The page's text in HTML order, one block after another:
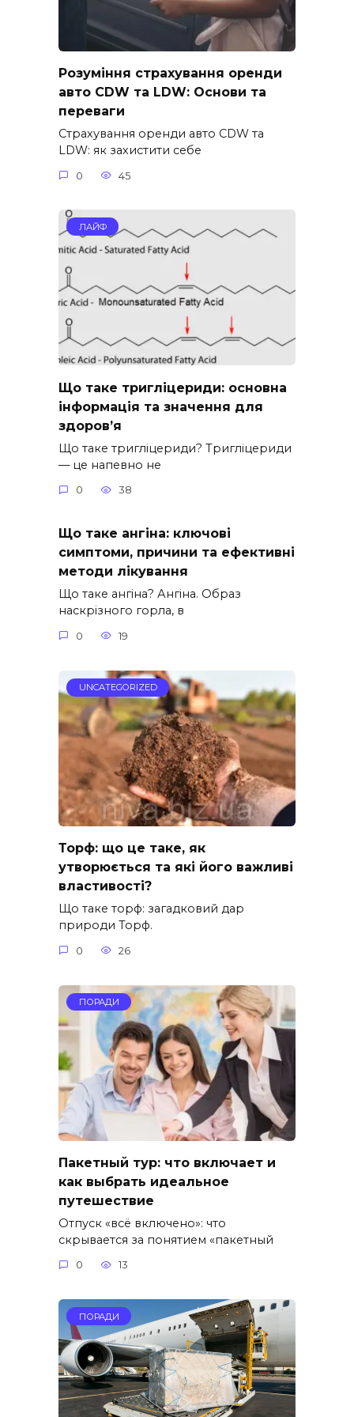
Розуміння страхування оренди
авто CDW та LDW: Основи та
переваги
Страхування оренди авто CDW та
LDW: як захистити себе
0 45
ЛАЙФ
Що таке тригліцериди: основна
інформація та значення для
здоров’я
Що таке тригліцериди? Тригліцериди
— це напевно не
0 38
Що таке ангіна: ключові
симптоми, причини та ефективні
методи лікування
Що таке ангіна? Ангіна. Образ
наскрізного горла, в
0 19
UNCATEGORIZED
Торф: що це таке, як
утворюється та які його важливі
властивості?
Що таке торф: загадковий дар
природи Торф.
0 26
ПОРАДИ
Пакетный тур: что включает и
как выбрать идеальное
путешествие
Отпуск «всё включено»: что
скрывается за понятием «пакетный
0 13
ПОРАДИ